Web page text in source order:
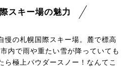
スキー場の魅力
慢の札幌国際スキー場。麓で標高
内で雨や重たい雪が降っていても
ら極上パウダースノー！なんてこ